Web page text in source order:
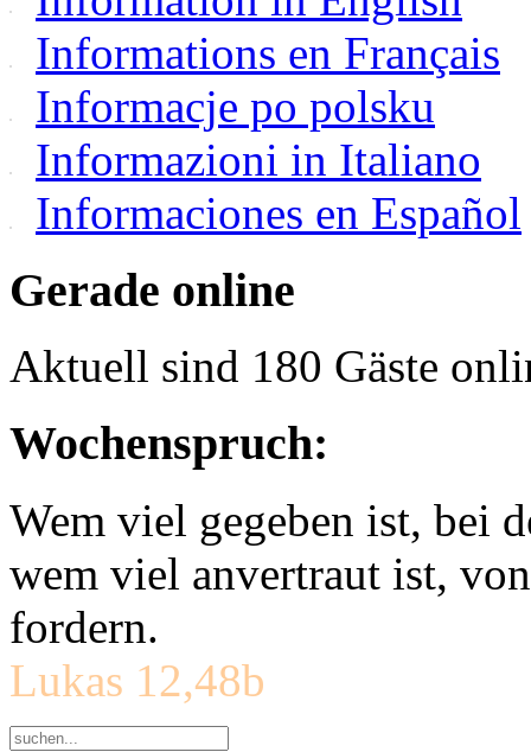
Informations en Français
Informacje po polsku
Informazioni in Italiano
Informaciones en Español
Gerade online
Aktuell sind 180 Gäste
Wochenspruch:
Wem viel gegeben ist, bei
wem viel anvertraut ist,
fordern.
Lukas 12,48b